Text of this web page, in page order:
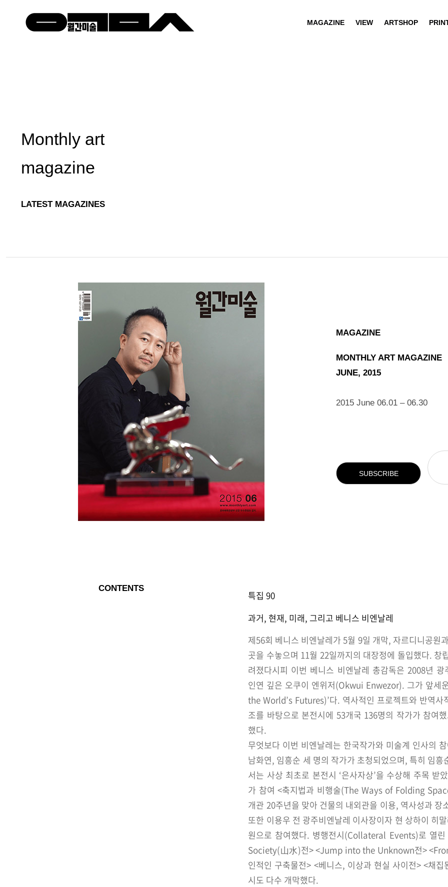
MAGAZINE VIEW ARTSHOP
Monthly art
magazine
LATEST MAGAZINES
MAGAZINE
MONTHLY ART MAGAZINE
JUNE, 2015
2015 June 06.01 – 06.30
SUBSCRIBE
CONTENTS
특집 90
과거, 현재, 미래, 그리고 베니스 비엔날레
제56회 베니스 비엔날레가 5월 9일 개막, 자르디니공원
곳을 수놓으며 11월 22일까지의 대장정에 돌입했다. 창
려졌다시피 이번 베니스 비엔날레 총감독은 2008년
인연 깊은 오쿠이 엔위저(Okwui Enwezor). 그가 앞세
the World’s Futures)’다. 역사적인 프로젝트와 반역사
조를 바탕으로 본전시에 53개국 136명의 작가가 참여
했다.
무엇보다 이번 비엔날레는 한국작가와 미술계 인사의
남화연, 임흥순 세 명의 작가가 초청되었으며, 특히 임
서는 사상 최초로 본전시 ‘은사자상’을 수상해 주목 받
가 참여 <축지법과 비행술(The Ways of Folding
개관 20주년을 맞아 건물의 내외관을 이용, 역사성과 장
또한 이용우 전 광주비엔날레 이사장이자 현 상하이 히
원으로 참여했다. 병행전시(Collateral Events)로 열
Society(山水)전> <Jump into the Unknown전>
인적인 구축물전> <베니스, 이상과 현실 사이전> <채
시도 다수 개막했다.